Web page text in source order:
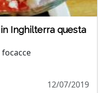
Inghilterra questa
12/07/2019